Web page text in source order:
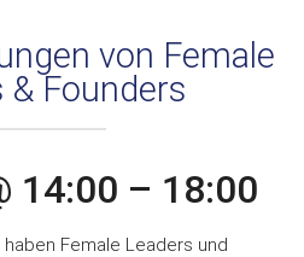
von Female
& Founders
14:00 – 18:00
Female Leaders und